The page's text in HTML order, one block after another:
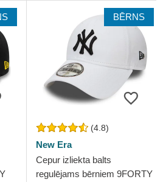
BĒRNS
(4.8)
New Era
Cepur izliekta balts
regulējams bērniem 9FORTY